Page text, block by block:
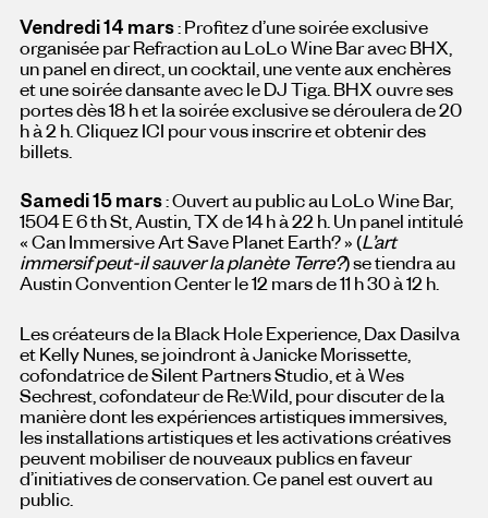
Vendredi 14 mars: Profitez d’une soirée exclusive
organisée par Refraction au LoLo Wine Bar avec BHX,
un panel en direct, un cocktail, une vente aux enchères
et une soirée dansante avec le DJ Tiga. BHX ouvre ses
portes dès 18 h et la soirée exclusive se déroulera de 20
h à 2 h. Cliquez ICI pour vous inscrire et obtenir des
billets.
Samedi 15 mars: Ouvert au public au LoLo Wine Bar,
1504 E 6 th St, Austin, TX de 14 h à 22 h. Un panel intitulé
« Can Immersive Art Save Planet Earth? » (L’art
immersif peut-il sauver la planète Terre?) se tiendra au
Austin Convention Center le 12 mars de 11 h 30 à 12 h.
Les créateurs de la Black Hole Experience, Dax Dasilva
et Kelly Nunes, se joindront à Janicke Morissette,
cofondatrice de Silent Partners Studio, et à Wes
Sechrest, cofondateur de Re:Wild, pour discuter de la
manière dont les expériences artistiques immersives,
les installations artistiques et les activations créatives
peuvent mobiliser de nouveaux publics en faveur
d’initiatives de conservation. Ce panel est ouvert au
public.